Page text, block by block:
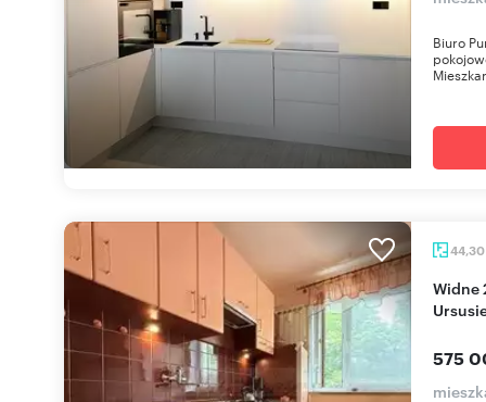
Biuro
44,30
Widne 2-pokojowe mieszkanie z balkonem w
575